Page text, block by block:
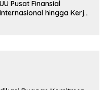
UU Pusat Finansial
Internasional hingga Kerja